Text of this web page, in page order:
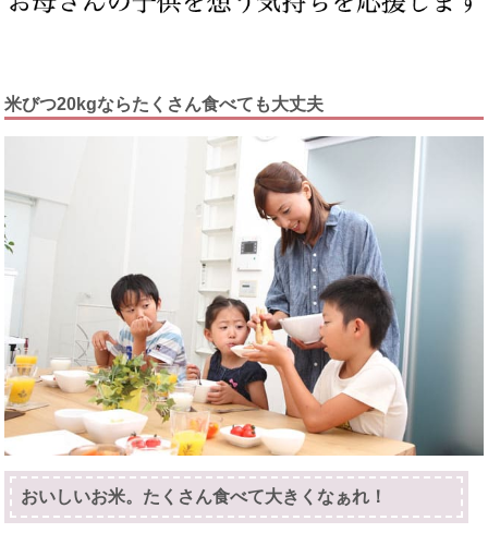
米びつ20kgならたくさん食べても大丈夫
おいしいお米。たくさん食べて大きくなぁれ！